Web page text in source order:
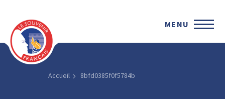
MENU
Accueil 8bfd0385f0f5784b